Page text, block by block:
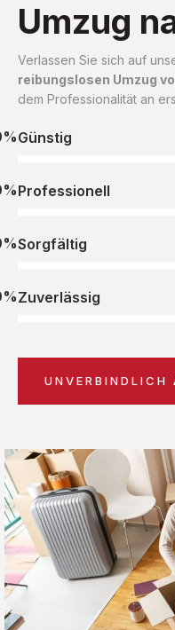
Umzug
Verlassen Sie sich auf
reibungslosen Umzug
dem Professionalität an
Günstig
Professionell
Sorgfältig
Zuverlässig
UNVERBINDLICH